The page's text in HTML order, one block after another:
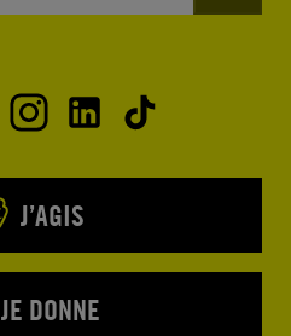
J’AGIS
JE DONNE